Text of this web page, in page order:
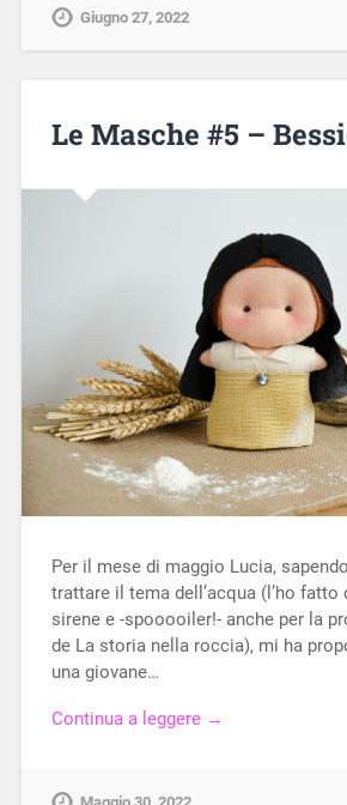
Giugno 27, 2022
Le Masche #5 –
Per il mese di maggio Lucia,
trattare il tema dell’acqua (l’ho
sirene e -spooooiler!- anche per la
de La storia nella roccia), mi ha
una giovane…
Continua a leggere →